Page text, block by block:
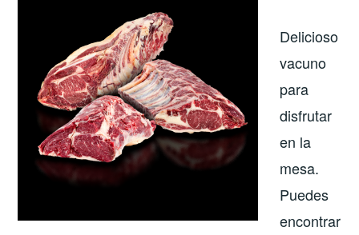
Delicioso
vacuno
para
disfrutar
en la
mesa.
Puedes
encontrar